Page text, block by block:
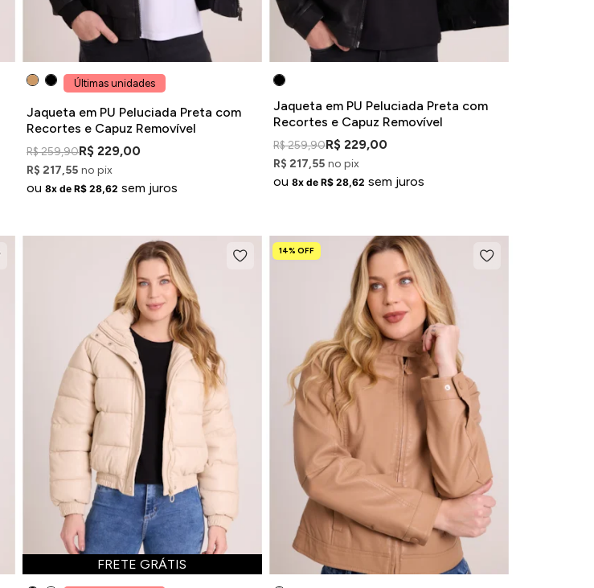
Últimas unidades
Jaqueta em PU Peluciada Preta com
Recortes e Capuz Removível
R$ 259,90R$ 229,00
R$ 217,55 no pix
ou8x de R$ 28,62 sem juros
Jaqueta em PU Peluciada Preta com
Recortes e Capuz Removível
R$ 259,90R$ 229,00
R$ 217,55 no pix
ou8x de R$ 28,62 sem juros
FRETE GRÁTIS
14% OFF